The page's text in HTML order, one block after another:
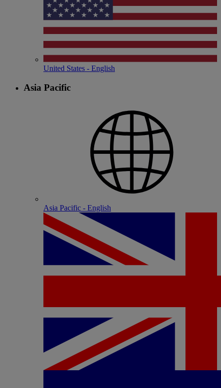
United States - English
Asia Pacific
Asia Pacific - English